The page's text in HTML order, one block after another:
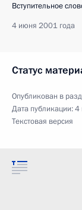
Вступительное
4 июня 2001 года
Статус
Опубликован в
Дата публикации:4
Текстовая версия